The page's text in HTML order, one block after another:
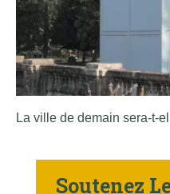
La ville de demain sera-t-
Soutenez